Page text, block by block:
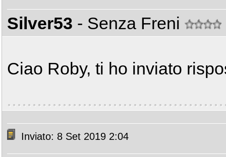
Silver53 - Senza Freni
Ciao Roby, ti ho inviato
Inviato: 8 Set 2019 2:04